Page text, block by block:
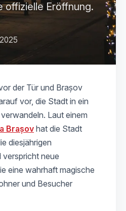
offizielle Eröffnung.
der Tür und Brașov
vor, die Stadt in ein
Laut einem
Brașov hat die Stadt
diesjährigen
neue
eine wahrhaft magische
und Besucher